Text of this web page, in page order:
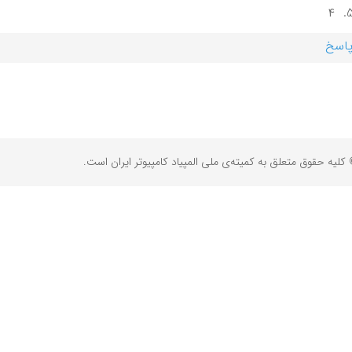
۴
پاسخ
حقوق متعلق به کمیته‌ی ملی المپیاد کامپیوتر ایران است.